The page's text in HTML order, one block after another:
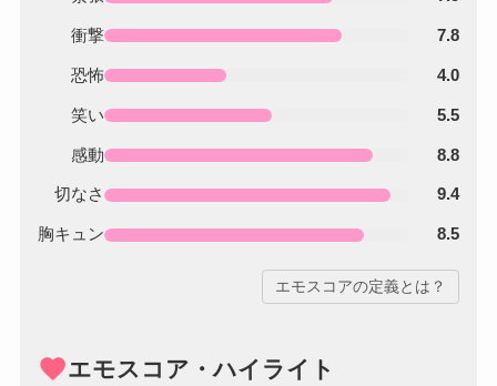
衝撃 7.8
恐怖 4.0
笑い 5.5
感動 8.8
切なさ 9.4
胸キュン 8.5
エモスコアの定義とは？
favoriteエモスコア・ハイライト